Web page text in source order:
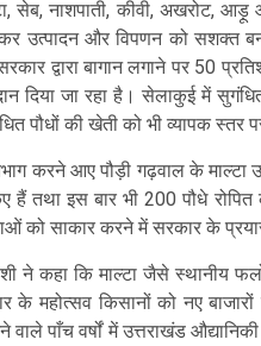
सेब, नाशपाती, कीवी, अखरोट,
उत्पादन और विपणन को सशक्त
द्वारा बागान लगाने पर 50
दिया जा रहा है। सेलाकुई में
पौधों की खेती को भी व्यापक स्तर
करने आए पौड़ी गढ़वाल के
हैं तथा इस बार भी 200 पौधे
को साकार करने में सरकार के
ने कहा कि माल्टा जैसे स्थानीय
के महोत्सव किसानों को नए
पाँच वर्षों में उत्तराखंड